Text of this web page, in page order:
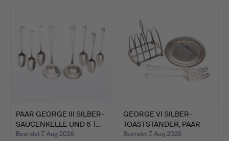
PAAR GEORGE III SILBER-
SAUCENKELLE UND 6 T…
Beendet 7. Aug 2026
GEORGE VI SILBER-
TOASTSTÄNDER, PAAR
GEORGE…
Beendet 7. Aug 2026